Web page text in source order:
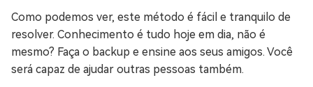
Como podemos ver, este método é fácil e tranquilo de
resolver. Conhecimento é tudo hoje em dia, não é
mesmo? Faça o backup e ensine aos seus amigos. Você
será capaz de ajudar outras pessoas também.